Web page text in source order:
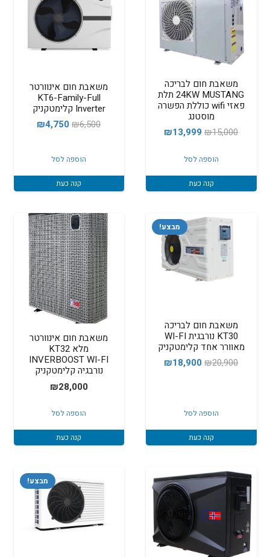
משאבת חום לבריכה
24KW MUSTANG תלת
פאזי wifi כוללת הפשרה
מוסטנג
₪15,000
המחיר
היה:
₪15,000.
₪13,999
המחיר
₪13,999.
הוספה לסל
קנה כעת
משאבת חום אינוורטר
KT6-Family-Full
Inverter קלימטקניק
₪6,500
המחיר
היה:
₪4,750 המחיר
הוספה לסל
קנה כעת
מבצע!
משאבת חום לבריכה
KT30 נורבגית WI-FI
מאוורר אחד קלימטקניק
₪20,900
המחיר
₪20,900.
₪18,900
המחיר
הוספה לסל
קנה כעת
משאבת חום אינוורטר
מלא KT32
INVERBOOST WI-FI
נורבגיה קלימטקניק
₪28,000
הוספה לסל
קנה כעת
מבצע!